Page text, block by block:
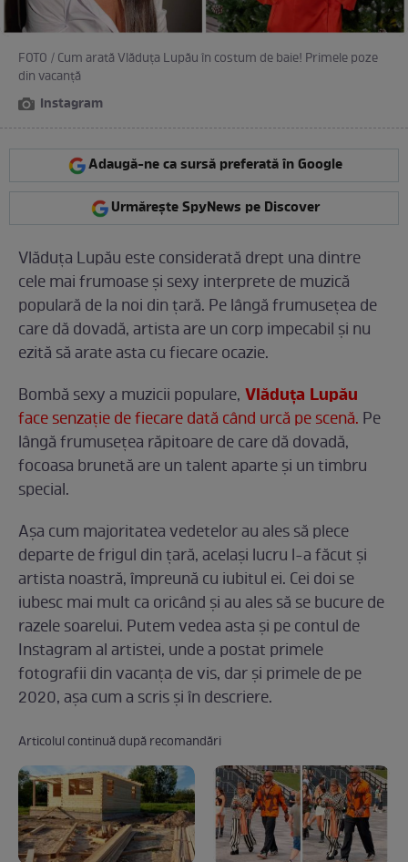
FOTO / Cum arată Vlăduţa Lupău în costum de baie! Primele poze
din vacanţă
Instagram
Adaugă-ne ca sursă preferată în Google
Urmărește SpyNews pe Discover
Vlăduţa Lupău este considerată drept una dintre
cele mai frumoase şi sexy interprete de muzică
populară de la noi din ţară. Pe lângă frumuseţea de
care dă dovadă, artista are un corp impecabil şi nu
ezită să arate asta cu fiecare ocazie.
Bombă sexy a muzicii populare, Vlăduţa Lupău
face senzaţie de fiecare dată când urcă pe scenă. Pe
lângă frumuseţea răpitoare de care dă dovadă,
focoasa brunetă are un talent aparte şi un timbru
special.
Aşa cum majoritatea vedetelor au ales să plece
departe de frigul din ţară, acelaşi lucru l-a făcut şi
artista noastră, împreună cu iubitul ei. Cei doi se
iubesc mai mult ca oricând şi au ales să se bucure de
razele soarelui. Putem vedea asta şi pe contul de
Instagram al artistei, unde a postat primele
fotografii din vacanţa de vis, dar şi primele de pe
2020, aşa cum a scris şi în descriere.
Articolul continuă după recomandări